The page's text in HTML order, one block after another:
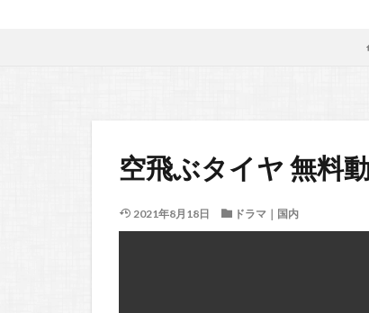
空飛ぶタイヤ 無料
2021年8月18日 ドラマ｜国内